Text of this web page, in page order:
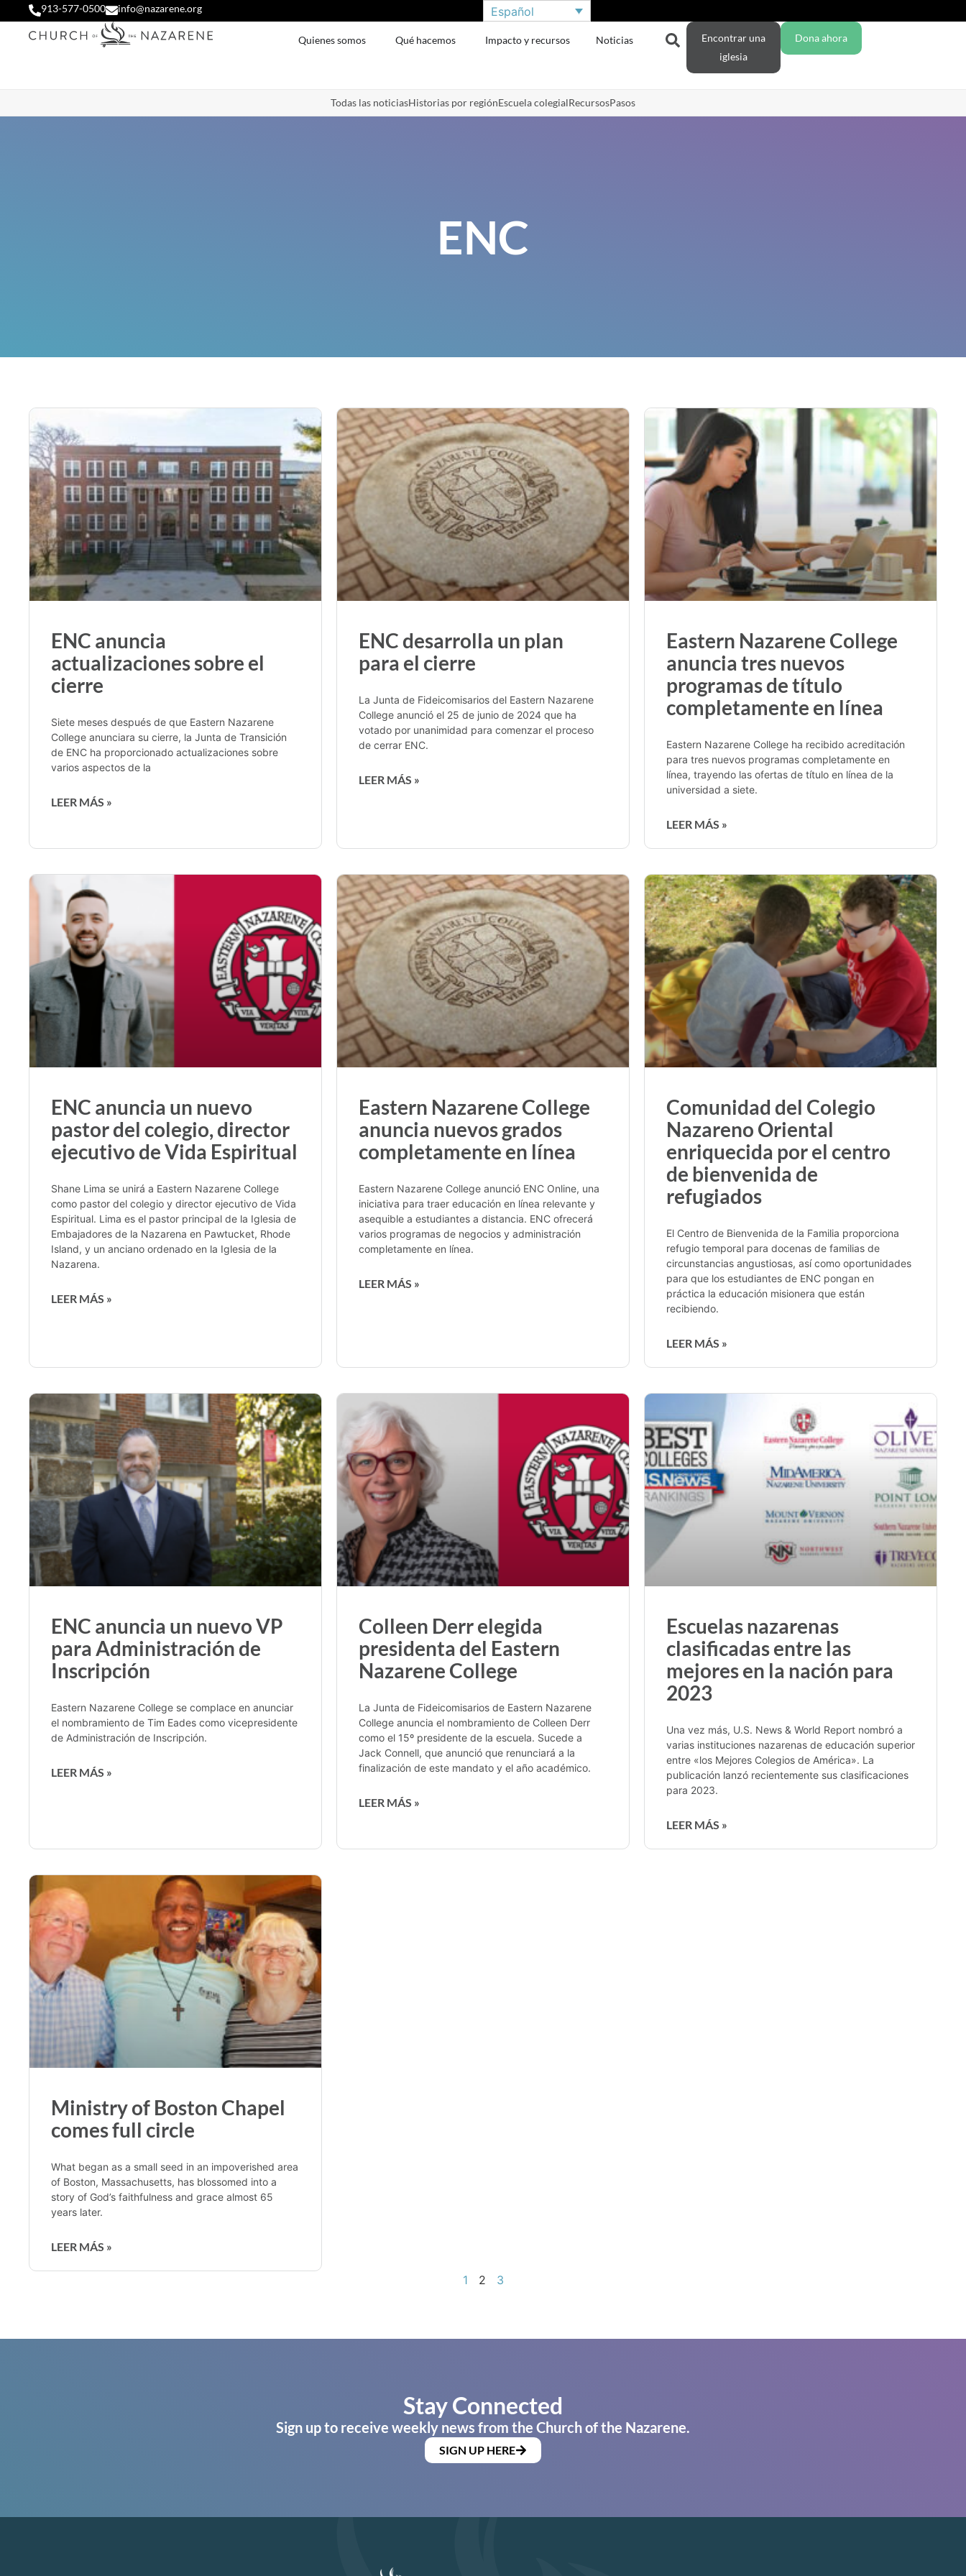
913-577-0500 info@nazarene.org Español
Quienes somos Qué hacemos Impacto y recursos Noticias
Encontrar una
iglesia
Dona ahora
Todas las noticiasHistorias por regiónEscuela colegialRecursosPasos
ENC
ENC anuncia
actualizaciones sobre el
cierre
Siete meses después de que Eastern Nazarene
College anunciara su cierre, la Junta de Transición
de ENC ha proporcionado actualizaciones sobre
varios aspectos de la
LEER MÁS »
ENC desarrolla un plan
para el cierre
La Junta de Fideicomisarios del Eastern Nazarene
College anunció el 25 de junio de 2024 que ha
votado por unanimidad para comenzar el proceso
de cerrar ENC.
LEER MÁS »
Eastern Nazarene College
anuncia tres nuevos
programas de título
completamente en línea
Eastern Nazarene College ha recibido acreditación
para tres nuevos programas completamente en
línea, trayendo las ofertas de título en línea de la
universidad a siete.
LEER MÁS »
ENC anuncia un nuevo
pastor del colegio, director
ejecutivo de Vida Espiritual
Shane Lima se unirá a Eastern Nazarene College
como pastor del colegio y director ejecutivo de Vida
Espiritual. Lima es el pastor principal de la Iglesia de
Embajadores de la Nazarena en Pawtucket, Rhode
Island, y un anciano ordenado en la Iglesia de la
Nazarena.
LEER MÁS »
Eastern Nazarene College
anuncia nuevos grados
completamente en línea
Eastern Nazarene College anunció ENC Online, una
iniciativa para traer educación en línea relevante y
asequible a estudiantes a distancia. ENC ofrecerá
varios programas de negocios y administración
completamente en línea.
LEER MÁS »
Comunidad del Colegio
Nazareno Oriental
enriquecida por el centro
de bienvenida de
refugiados
El Centro de Bienvenida de la Familia proporciona
refugio temporal para docenas de familias de
circunstancias angustiosas, así como oportunidades
para que los estudiantes de ENC pongan en
práctica la educación misionera que están
recibiendo.
LEER MÁS »
ENC anuncia un nuevo VP
para Administración de
Inscripción
Eastern Nazarene College se complace en anunciar
el nombramiento de Tim Eades como vicepresidente
de Administración de Inscripción.
LEER MÁS »
Colleen Derr elegida
presidenta del Eastern
Nazarene College
La Junta de Fideicomisarios de Eastern Nazarene
College anuncia el nombramiento de Colleen Derr
como el 15º presidente de la escuela. Sucede a
Jack Connell, que anunció que renunciará a la
finalización de este mandato y el año académico.
LEER MÁS »
Escuelas nazarenas
clasificadas entre las
mejores en la nación para
2023
Una vez más, U.S. News & World Report nombró a
varias instituciones nazarenas de educación superior
entre «los Mejores Colegios de América». La
publicación lanzó recientemente sus clasificaciones
para 2023.
LEER MÁS »
Ministry of Boston Chapel
comes full circle
What began as a small seed in an impoverished area
of Boston, Massachusetts, has blossomed into a
story of God’s faithfulness and grace almost 65
years later.
LEER MÁS »
1 2 3
Stay Connected
Sign up to receive weekly news from the Church of the Nazarene.
SIGN UP HERE